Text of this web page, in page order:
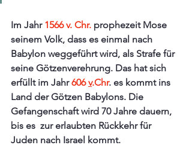
Im Jahr 1566 v. Chr. prophezeit Mose
seinem Volk, dass es einmal nach
Babylon weggeführt wird, als Strafe für
seine Götzenverehrung. Das hat sich
erfüllt im Jahr 606 v.Chr. es kommt ins
Land der Götzen Babylons. Die
Gefangenschaft wird 70 Jahre dauern,
bis es  zur erlaubten Rückkehr für
Juden nach Israel kommt.